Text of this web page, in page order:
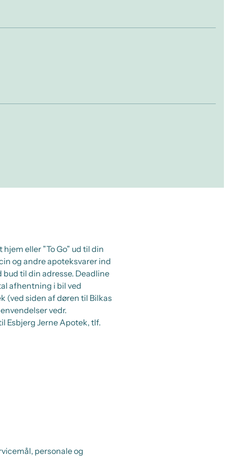
eller ”To Go” ud til din
og andre apoteksvarer ind
til din adresse. Deadline
afhentning i bil ved
(ved siden af døren til Bilkas
vedr.
Esbjerg Jerne Apotek, tlf.
personale og